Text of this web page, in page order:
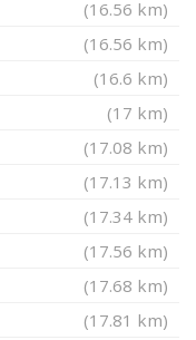
(16.56 km)
(16.56 km)
(16.6 km)
(17 km)
(17.08 km)
(17.13 km)
(17.34 km)
(17.56 km)
(17.68 km)
(17.81 km)